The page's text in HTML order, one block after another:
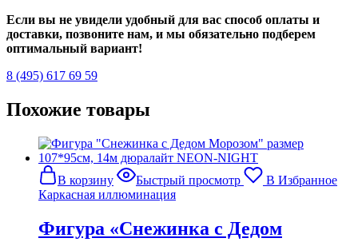
Если вы не увидели удобный для вас способ оплаты и
доставки, позвоните нам, и мы обязательно подберем
оптимальный вариант!
8 (495) 617 69 59
Похожие товары
В корзину Быстрый просмотр
В Избранное
Каркасная иллюминация
Фигура «Снежинка с Дедом